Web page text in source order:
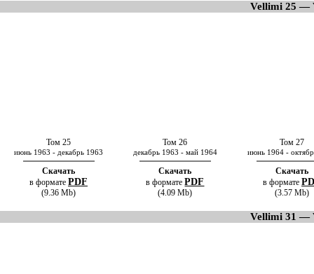
Vellimi 25 —
Том 25
июнь 1963 - декабрь 1963
Том 26
декабрь 1963 - май 1964
Том 27
июнь 1964 -
Скачать
в формате PDF
(9.36 Mb)
Скачать
в форматеPDF
(4.09 Mb)
Скачать
в формате
(3.57 Mb)
Vellimi 31 —